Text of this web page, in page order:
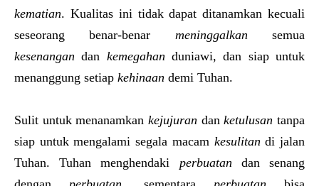
kematian. Kualitas ini tidak dapat ditanamkan kecuali
seseorang benar-benar meninggalkan semua
kesenangan dan kemegahanduniawi, dan siap untuk
menanggung setiap kehinaan demi Tuhan.
Sulit untuk menanamkan kejujuran danketulusan tanpa
siap untuk mengalami segala macam kesulitan di jalan
Tuhan. Tuhan menghendaki perbuatan dan senang